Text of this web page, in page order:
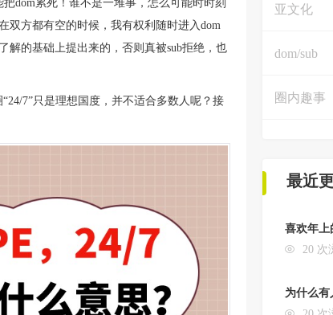
dom累死！谁不是一堆事，怎么可能时时刻
双方都有空的时候，我有权利随时进入dom
解的基础上提出来的，否则真被sub拒绝，也
7”只是理想国度，并不适合多数人呢？接
亚文化
dom/sub
圈内趣事
最近
喜欢年上
20 次
为什么